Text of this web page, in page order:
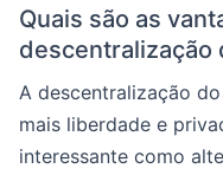
Quais são as
descentralização
A descentralização
mais liberdade e
interessante como